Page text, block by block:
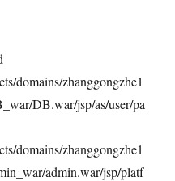
domains/zhanggongzhe1
DB.war/jsp/as/user/pa
domains/zhanggongzhe1
admin.war/jsp/platf